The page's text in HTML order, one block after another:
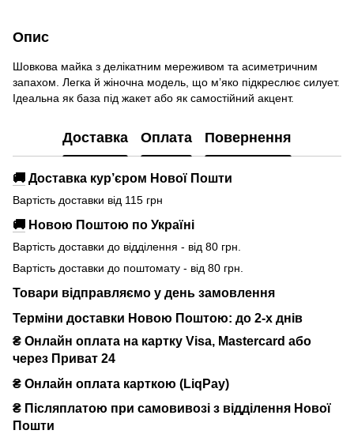
Опис
Шовкова майка з делікатним мереживом та асиметричним
запахом. Легка й жіночна модель, що м’яко підкреслює силует.
Ідеальна як база під жакет або як самостійний акцент.
Доставка Оплата Повернення
🚚 Доставка кур’єром Нової Пошти
Вартість доставки від 115 грн
🚚 Новою Поштою по Україні
Вартість доставки до відділення - від 80 грн.
Вартість доставки до поштомату - від 80 грн.
Товари відправляємо у день замовлення
Терміни доставки Новою Поштою: до 2-х днів
₴ Онлайн оплата на картку Visa, Mastercard або
через Приват 24
₴ Онлайн оплата карткою (LiqPay)
₴ Післяплатою при самовивозі з відділення Нової
Пошти